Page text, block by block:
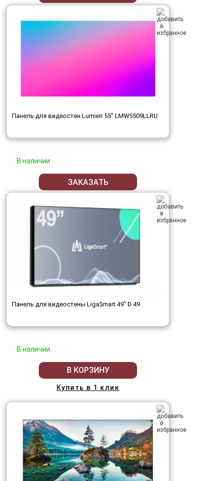
Панель для видеостен Lumien 55" LMW5509LLRU
В наличии
ЗАКАЗАТЬ
Панель для видеостены LigaSmart 49" D 49
В наличии
В КОРЗИНУ
Купить в 1 клик